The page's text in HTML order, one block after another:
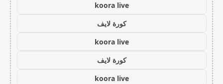
koora live
كورة لايف
koora live
كورة لايف
koora live